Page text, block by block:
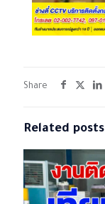
Share
Related posts